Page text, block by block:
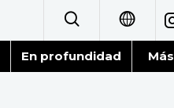
日本語
En profundidad Más